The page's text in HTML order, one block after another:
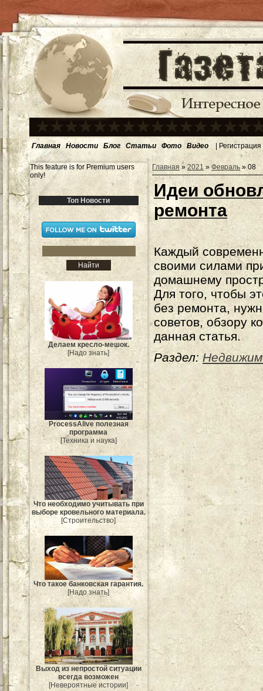
Главная Новости Блог Статьи Фото Видео | Регистрация
This feature is for Premium users
only!
Топ Новости
Делаем кресло-мешок.
[Надо знать]
ProcessAlive полезная
программа
[Техника и наука]
Что необходимо учитывать при
выборе кровельного материала.
[Строительство]
Что такое банковская гарантия.
[Надо знать]
Выход из непростой ситуации
всегда возможен
[Невероятные истории]
Главная » 2021 » Февраль » 08
Идеи
ремонта
Каждый
своими силами
домашнему
Для того, чтобы
без ремонта,
советов, обзору
данная статья.
Раздел: